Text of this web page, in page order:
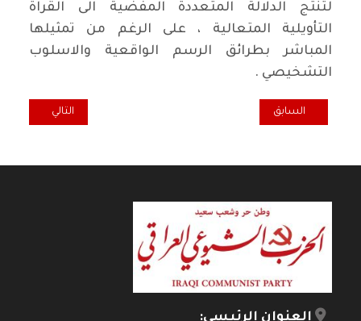
لتنتج الدلالة المتعددة المفضية الى القراة
التأويلية المتعالية ، على الرغم من تمثيلها
المباشر بطرائق الرسم الواقعية والاسلوب
التشخيصي .
المقال السابق: عن “حليب اسود” لـ إيليف شفاق
السابق المقال التالي:
التالي
العنوان الرئيسي: